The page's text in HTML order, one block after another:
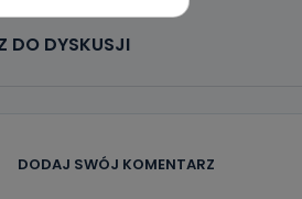
od
DO DYSKUSJI
DODAJ SWÓJ KOMENTARZ